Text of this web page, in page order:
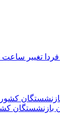
تغییر ساعت
بازنشستگان